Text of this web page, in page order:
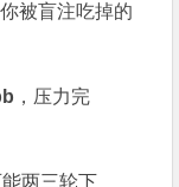
被盲注吃掉的
，压力完
两三轮下